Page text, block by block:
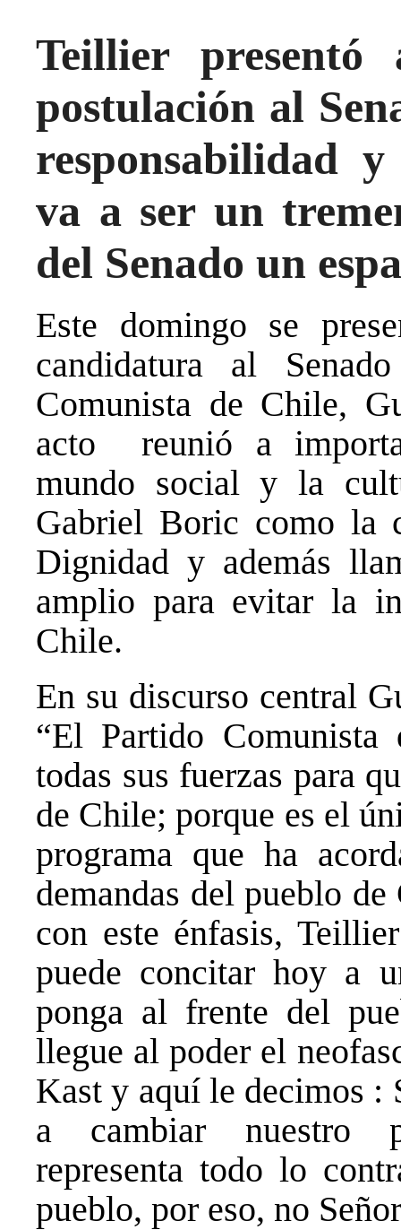
Teillier presentó
postulación al
responsabilidad
va a ser un
del Senado un
Este domingo se
candidatura al
Comunista de Chile,
acto reunió a
mundo social y la
Gabriel Boric como la
Dignidad y además
amplio para evitar la
Chile.
En su discurso central
“El Partido
todas sus fuerzas para
de Chile; porque es el
programa que ha
demandas del pueblo
con este énfasis,
puede concitar hoy a
ponga al frente del
llegue al poder el
Kast y aquí le decimos :
a cambiar nuestro
representa todo lo
pueblo, por eso, no